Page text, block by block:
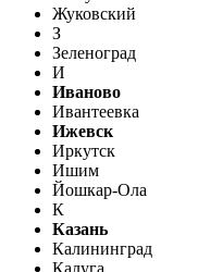
Жуковский
З
Зеленоград
И
Иваново
Ивантеевка
Ижевск
Иркутск
Ишим
Йошкар-Ола
К
Казань
Калининград